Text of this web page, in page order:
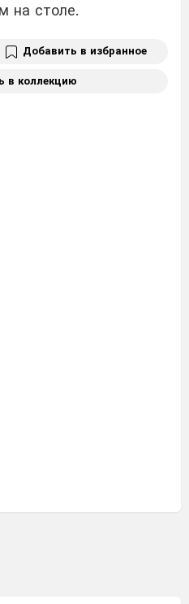
на столе.
Добавить в избранное
в коллекцию